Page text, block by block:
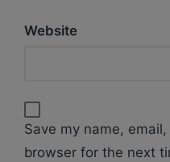
Website
Save my name,
browser for the next